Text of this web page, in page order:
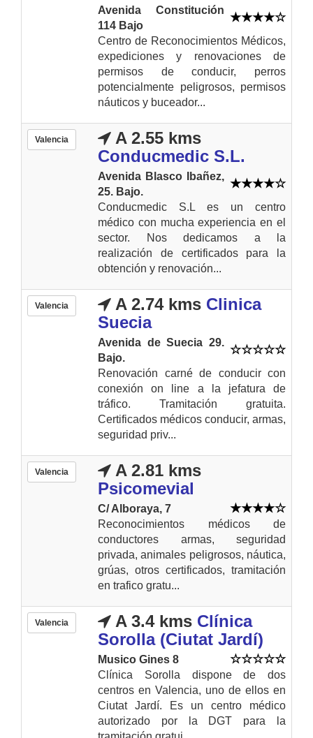
Avenida Constitución
114 Bajo
Centro de Reconocimientos Médicos,
expediciones y renovaciones de
permisos de conducir, perros
potencialmente peligrosos, permisos
náuticos y buceador...
Valencia
A 2.55 kms
Conducmedic S.L.
Avenida Blasco Ibañez,
25. Bajo.
Conducmedic S.L es un centro
médico con mucha experiencia en el
sector. Nos dedicamos a la
realización de certificados para la
obtención y renovación...
Valencia A 2.74 kms Clinica
Suecia
Avenida de Suecia 29.
Bajo.
Renovación carné de conducir con
conexión on line a la jefatura de
tráfico. Tramitación gratuita.
Certificados médicos conducir, armas,
seguridad priv...
Valencia
A 2.81 kms
Psicomevial
C/ Alboraya, 7
Reconocimientos médicos de
conductores armas, seguridad
privada, animales peligrosos, náutica,
grúas, otros certificados, tramitación
en trafico gratu...
Valencia A 3.4 kms Clínica
Sorolla (Ciutat Jardí)
Musico Gines 8
Clínica Sorolla dispone de dos
centros en Valencia, uno de ellos en
Ciutat Jardí. Es un centro médico
autorizado por la DGT para la